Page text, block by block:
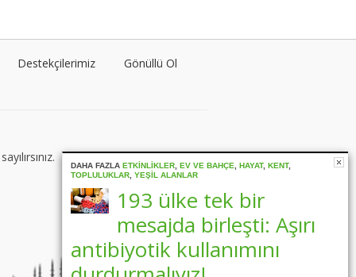
Tüm yazıları görüntüle
Jessica Sim
Tüm yazıları görüntüle
Destekçilerimiz
Gönüllü Ol
DAHA FAZLA ETKINLIKLER EV VE BAHÇE HAYAT, KENT,
TOPLULUKLAR YEŞIL ALANLAR
193 ülke tek bir
mesajda birleşti: Aşırı
antibiyotik kullanımını